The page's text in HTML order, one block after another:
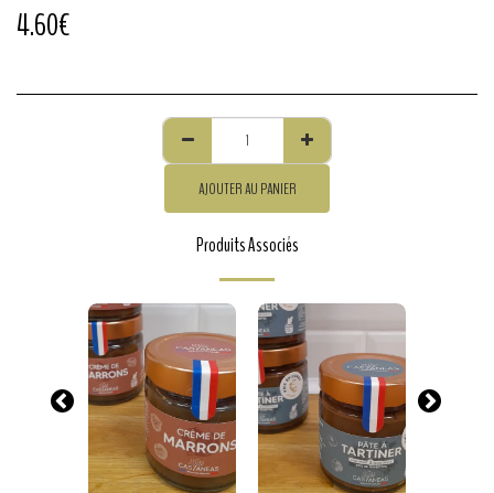
4.60€
AJOUTER AU PANIER
Produits Associés